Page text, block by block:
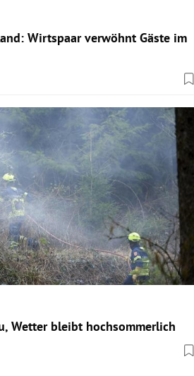
Wirtspaar verwöhnt Gäste im
Wetter bleibt hochsommerlich